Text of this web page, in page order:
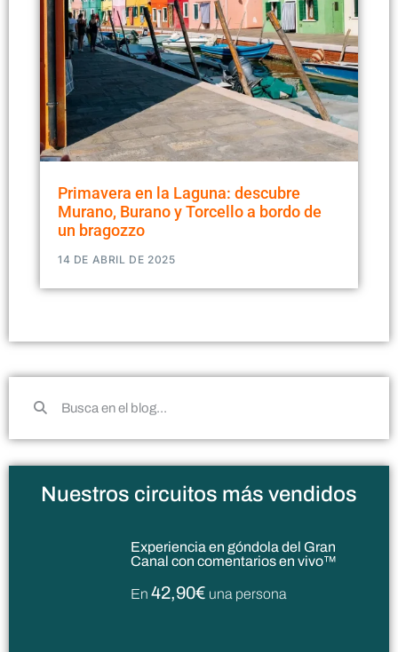
Primavera en la Laguna: descubre
Murano, Burano y Torcello a bordo de
un bragozzo
14 DE ABRIL DE 2025
Nuestros circuitos más vendidos
Experiencia en góndola del Gran
Canal con comentarios en vivo™
En42,90€ una persona